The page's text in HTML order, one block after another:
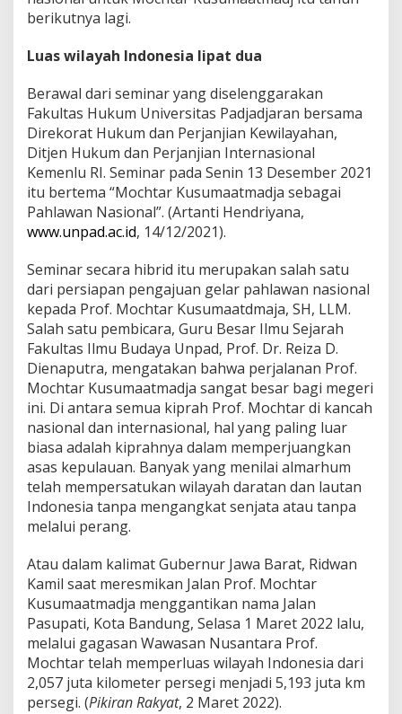
berikutnya lagi.
Luas wilayah Indonesia lipat dua
Berawal dari seminar yang diselenggarakan
Fakultas Hukum Universitas Padjadjaran bersama
Direkorat Hukum dan Perjanjian Kewilayahan,
Ditjen Hukum dan Perjanjian Internasional
Kemenlu RI. Seminar pada Senin 13 Desember 2021
itu bertema “Mochtar Kusumaatmadja sebagai
Pahlawan Nasional”. (Artanti Hendriyana,
www.unpad.ac.id, 14/12/2021).
Seminar secara hibrid itu merupakan salah satu
dari persiapan pengajuan gelar pahlawan nasional
kepada Prof. Mochtar Kusumaatdmaja, SH, LLM.
Salah satu pembicara, Guru Besar Ilmu Sejarah
Fakultas Ilmu Budaya Unpad, Prof. Dr. Reiza D.
Dienaputra, mengatakan bahwa perjalanan Prof.
Mochtar Kusumaatmadja sangat besar bagi megeri
ini. Di antara semua kiprah Prof. Mochtar di kancah
nasional dan internasional, hal yang paling luar
biasa adalah kiprahnya dalam memperjuangkan
asas kepulauan. Banyak yang menilai almarhum
telah mempersatukan wilayah daratan dan lautan
Indonesia tanpa mengangkat senjata atau tanpa
melalui perang.
Atau dalam kalimat Gubernur Jawa Barat, Ridwan
Kamil saat meresmikan Jalan Prof. Mochtar
Kusumaatmadja menggantikan nama Jalan
Pasupati, Kota Bandung, Selasa 1 Maret 2022 lalu,
melalui gagasan Wawasan Nusantara Prof.
Mochtar telah memperluas wilayah Indonesia dari
2,057 juta kilometer persegi menjadi 5,193 juta km
persegi. (Pikiran Rakyat, 2 Maret 2022).